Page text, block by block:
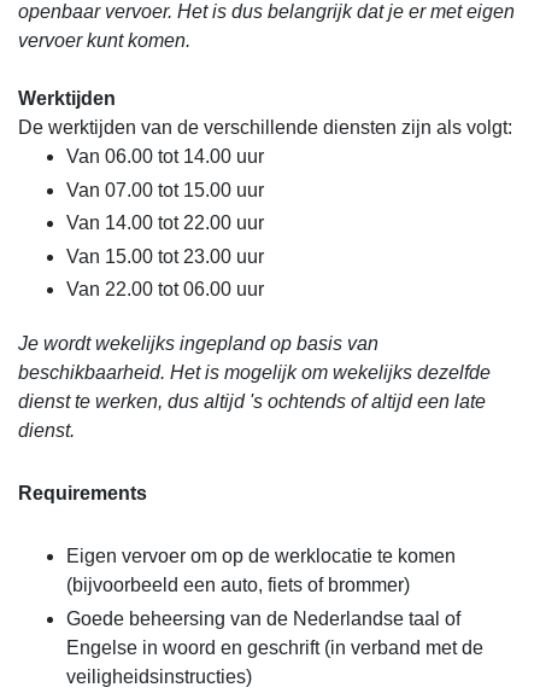
openbaar vervoer. Het is dus belangrijk dat je er met eigen
vervoer kunt komen.
Werktijden
De werktijden van de verschillende diensten zijn als volgt:
Van 06.00 tot 14.00 uur
Van 07.00 tot 15.00 uur
Van 14.00 tot 22.00 uur
Van 15.00 tot 23.00 uur
Van 22.00 tot 06.00 uur
Je wordt wekelijks ingepland op basis van
beschikbaarheid. Het is mogelijk om wekelijks dezelfde
dienst te werken, dus altijd 's ochtends of altijd een late
dienst.
Requirements
Eigen vervoer om op de werklocatie te komen
(bijvoorbeeld een auto, fiets of brommer)
Goede beheersing van de Nederlandse taal of
Engelse in woord en geschrift (in verband met de
veiligheidsinstructies)